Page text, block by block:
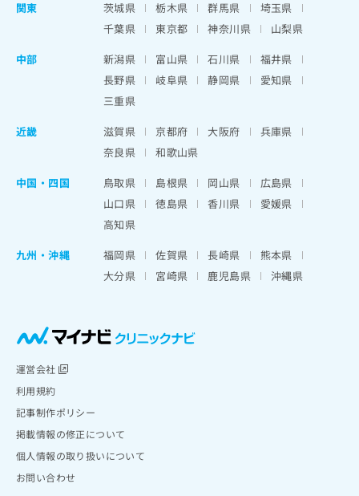
関東
茨城県 栃木県 群馬県
埼玉県
千葉県
東京都 神奈川県
山梨県
中部
新潟県 富山県 石川県
福井県
長野県
岐阜県 静岡県
愛知県
三重県
近畿
滋賀県 京都府 大阪府
兵庫県
奈良県
和歌山県
中国・四国
鳥取県 島根県 岡山県
広島県
山口県
徳島県 香川県
愛媛県
高知県
九州・沖縄
福岡県 佐賀県 長崎県
熊本県
大分県
宮崎県 鹿児島県 沖縄県
運営会社
利用規約
記事制作ポリシー
掲載情報の修正について
個人情報の取り扱いについて
お問い合わせ